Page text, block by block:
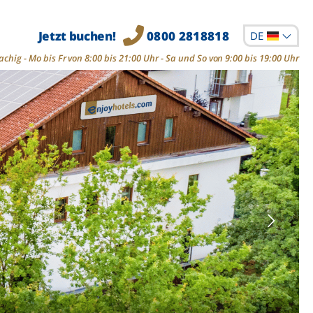
Jetzt buchen! 0800 2818818 DE
- Mo bis Fr von 8:00 bis 21:00 Uhr - Sa und So von 9:00 bis 19:00 Uhr